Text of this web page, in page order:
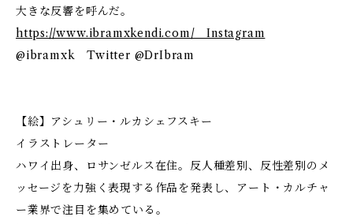
大きな反響を呼んだ。
https://www.ibramxkendi.com/ Instagram
@ibramxk Twitter @DrIbram
【絵】アシュリー・ルカシェフスキー
イラストレーター
ハワイ出身、ロサンゼルス在住。反人種差別、反性差別のメ
ッセージを力強く表現する作品を発表し、アート・カルチャ
ー業界で注目を集めている。